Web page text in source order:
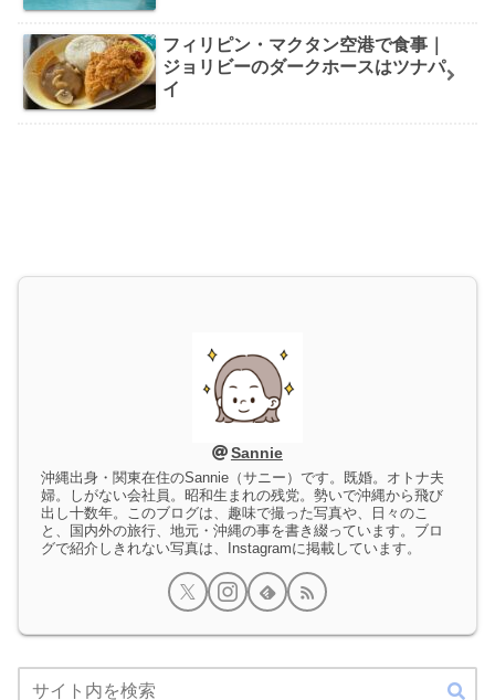
フィリピン・マクタン空港で食事｜
ジョリビーのダークホースはツナパ
イ
Sannie
沖縄出身・関東在住のSannie（サニー）です。既婚。オトナ夫
婦。しがない会社員。昭和生まれの残党。勢いで沖縄から飛び
出し十数年。このブログは、趣味で撮った写真や、日々のこ
と、国内外の旅行、地元・沖縄の事を書き綴っています。ブロ
グで紹介しきれない写真は、Instagramに掲載しています。